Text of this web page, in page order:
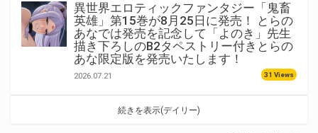
異世界エロティックファンタジー「鬼畜
英雄」第15巻が8月25日に発売！ とらの
あなでは発売を記念して「よのき」先生
描き下ろしのB2タペストリー付きとらの
あな限定版を発売いたします！
2026.07.21 31 Views
続きを表示(デイリー)